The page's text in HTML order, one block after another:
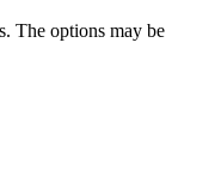
The options may be